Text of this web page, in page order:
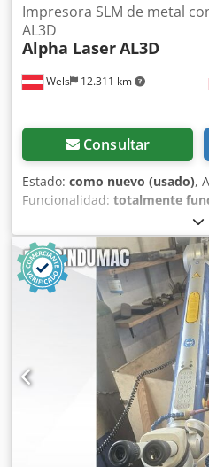
Wels 12.311 km
Impresora SLM de metal
AL3D
Alpha LaserAL3D
Consultar
Estado: como nuevo (usado),
Funcionalidad: totalmente
,
de entrada:230 V, tipo de
Equipamiento:
características disponible,
de construcción cerrado, esta
para la creación de
para fines formativos, ya que
polvo metálico, ni en la
el propio proceso de impresión.
Impresora 3D de metal para la
LÁSER: Láser de fibra Dksdpfx
onda: 1070 nm Potencia
funcionamiento: CW Diámetro
escaneo: máx. 5 m/s